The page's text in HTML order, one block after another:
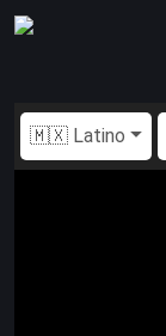
🇲🇽 Latino